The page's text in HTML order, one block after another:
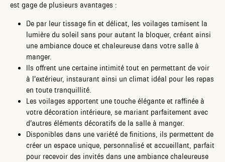
est gage de plusieurs avantages :
De par leur tissage fin et délicat, les voilages tamisent la
lumière du soleil sans pour autant la bloquer, créant ainsi
une ambiance douce et chaleureuse dans votre salle à
manger.
Ils offrent une certaine intimité tout en permettant de voir
à l’extérieur, instaurant ainsi un climat idéal pour les repas
en toute tranquillité.
Les voilages apportent une touche élégante et raffinée à
votre décoration intérieure, se mariant parfaitement avec
d’autres éléments décoratifs de la salle à manger.
Disponibles dans une variété de finitions, ils permettent de
créer un espace unique, personnalisé et accueillant, parfait
pour recevoir des invités dans une ambiance chaleureuse